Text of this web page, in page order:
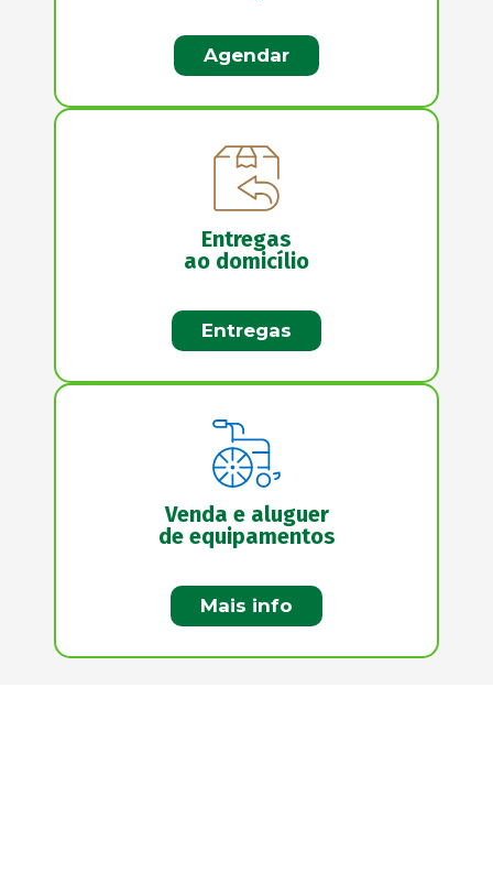
Agendar
Entregas
ao domicílio
Entregas
Venda e aluguer
de equipamentos
Mais info